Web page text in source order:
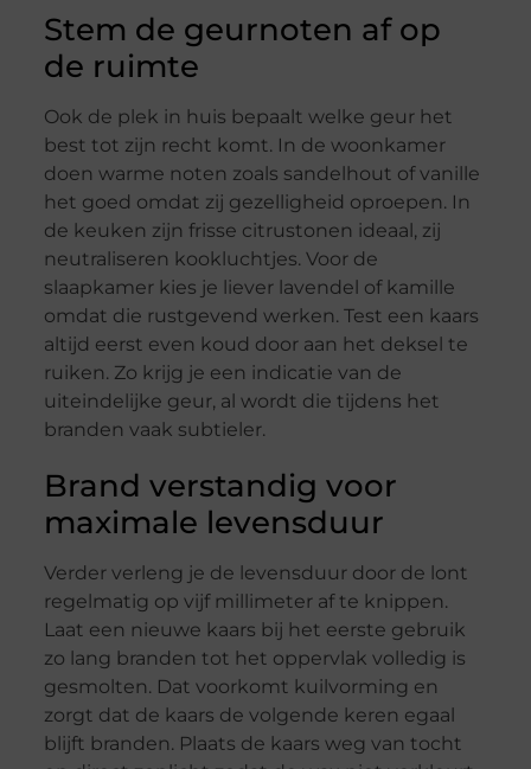
Stem de geurnoten af op
de ruimte
Ook de plek in huis bepaalt welke geur het
best tot zijn recht komt. In de woonkamer
doen warme noten zoals sandelhout of vanille
het goed omdat zij gezelligheid oproepen. In
de keuken zijn frisse citrus­tonen ideaal, zij
neutraliseren kook­luchtjes. Voor de
slaapkamer kies je liever lavendel of kamille
omdat die rustgevend werken. Test een kaars
altijd eerst even koud door aan het deksel te
ruiken. Zo krijg je een indicatie van de
uiteindelijke geur, al wordt die tijdens het
branden vaak subtieler.
Brand verstandig voor
maximale levensduur
Verder verleng je de levensduur door de lont
regelmatig op vijf millimeter af te knippen.
Laat een nieuwe kaars bij het eerste gebruik
zo lang branden tot het oppervlak volledig is
gesmolten. Dat voorkomt kuil­vorming en
zorgt dat de kaars de volgende keren egaal
blijft branden. Plaats de kaars weg van tocht